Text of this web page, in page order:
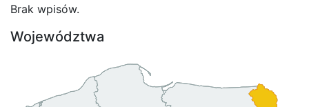
Brak wpisów.
Województwa